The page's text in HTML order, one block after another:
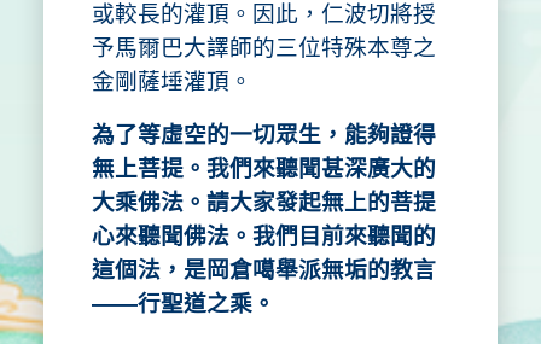
或較長的灌頂。因此，仁波切將授
予馬爾巴大譯師的三位特殊本尊之
金剛薩埵灌頂。
為了等虛空的一切眾生，能夠證得
無上菩提。我們來聽聞甚深廣大的
大乘佛法。請大家發起無上的菩提
心來聽聞佛法。我們目前來聽聞的
這個法，是岡倉噶舉派無垢的教言
——行聖道之乘。